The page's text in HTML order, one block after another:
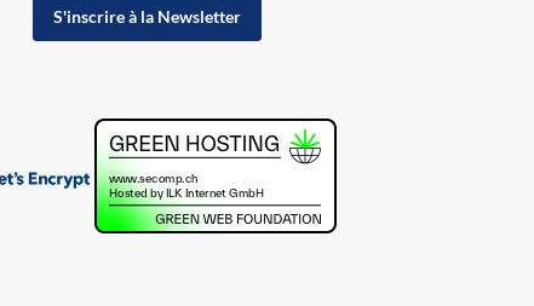
S'inscrire à la Newsletter